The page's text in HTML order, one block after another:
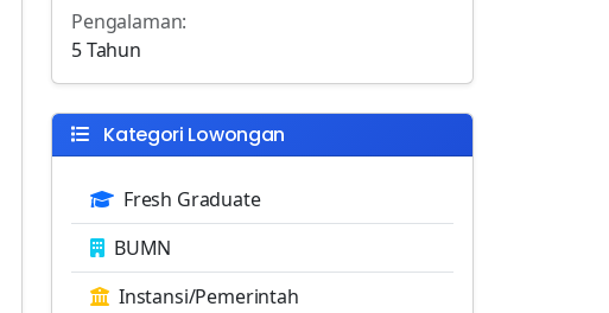
Pengalaman:
5 Tahun
Kategori Lowongan
Fresh Graduate
BUMN
Instansi/Pemerintah